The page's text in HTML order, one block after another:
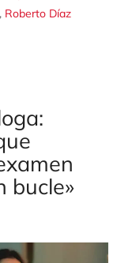
, Roberto Díaz
bucle»